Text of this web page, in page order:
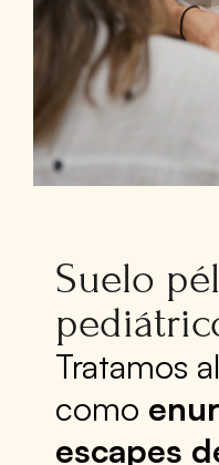
Suelo
Tratamos
como
escapes